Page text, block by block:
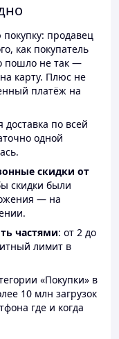
продавец
как покупатель
пошло не так —
карту. Плюс не
платёж на
по всей
одной
скидки от
скидки были
— на
частями: от 2 до
лимит в
«Покупки» в
10 млн загрузок
где и когда